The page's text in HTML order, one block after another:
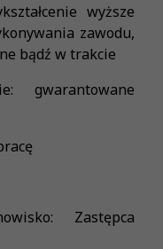
wyższe
zawodu,
bądź w trakcie
gwarantowane
Zastępca